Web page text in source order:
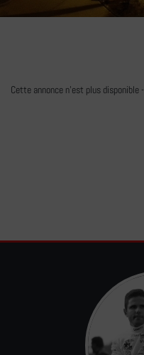
Cette annonce n'est plus disponible -